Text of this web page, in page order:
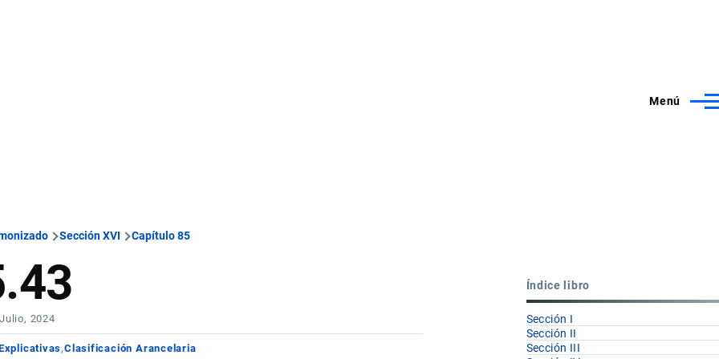
Menú
Sección XVI Capítulo 85
2024
Clasificación Arancelaria
Índice libro
Sección I
Sección II
Sección III